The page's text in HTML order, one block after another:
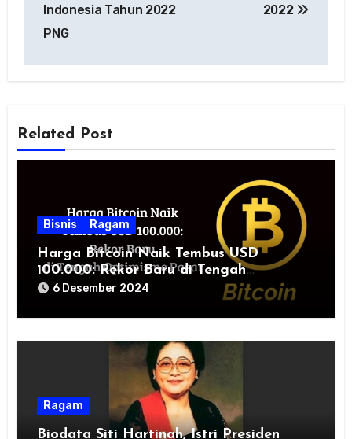
Indonesia Tahun 2022
PNG
2022
Related Post
Bisnis Ragam
Harga Bitcoin Naik Tembus USD
100.000: Rekor Baru di Tengah
Optimisme Pasar
6 Desember 2024
Ragam
Biodata Siti Hartinah, Istri Presiden